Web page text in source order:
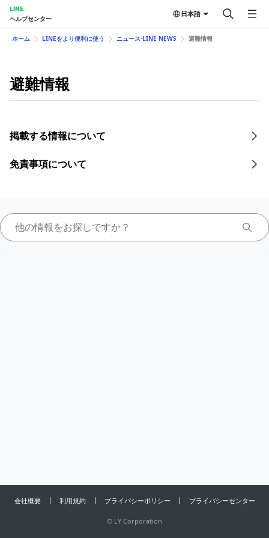
LINE
ヘルプセンター
日本語
ホーム LINEをより便利に使う ニュース⋅LINE NEWS 避難情報
避難情報
掲載する情報について
免責事項について
会社概要 利用規約 プライバシーポリシー プライバシーセンター
© LY Corporation